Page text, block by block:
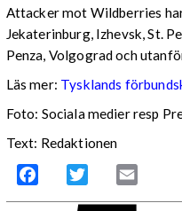
Attacker mot Wildberries
Jekaterinburg, Izhevsk, St.
Penza, Volgograd och
Läs mer: Tysklands
Foto: Sociala medier resp
Text: Redaktionen
Facebook Twitter